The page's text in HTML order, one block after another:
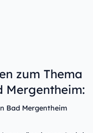
zum Thema
Mergentheim:
Bad Mergentheim